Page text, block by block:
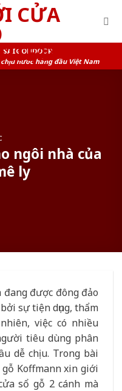
SAIGONDOOR
nước hàng đầu Việt Nam
ngôi nhà của
ly
đang được đông đảo
sự tiện dụng, thẩm
việc có nhiều
tiêu dùng phân
dễ chịu. Trong bài
Koffmann xin giới
sổ gỗ 2 cánh mà